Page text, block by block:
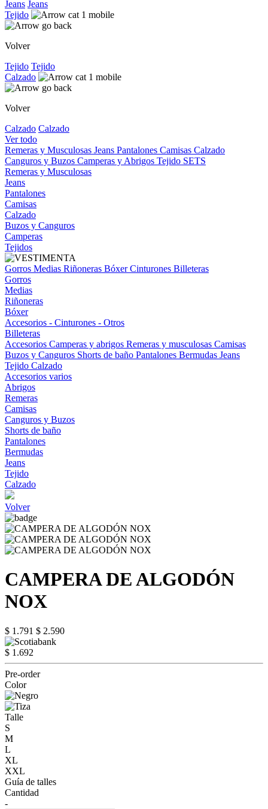
Jeans Jeans
Tejido
Volver
Tejido Tejido
Calzado
Volver
Calzado Calzado
Ver todo
Remeras y Musculosas Jeans Pantalones Camisas Calzado
Canguros y Buzos Camperas y Abrigos Tejido SETS
Remeras y Musculosas
Jeans
Pantalones
Camisas
Calzado
Buzos y Canguros
Camperas
Tejidos
Gorros Medias Riñoneras BóxerCinturones Billeteras
Gorros
Medias
Riñoneras
Bóxer
Accesorios - Cinturones - Otros
Billeteras
Accesorios Camperas y abrigos Remeras y musculosas Camisas
Buzos y Canguros Shorts de baño Pantalones Bermudas Jeans
Tejido Calzado
Accesorios varios
Abrigos
Remeras
Camisas
Canguros y Buzos
Shorts de baño
Pantalones
Bermudas
Jeans
Tejido
Calzado
Volver
CAMPERA DE ALGODÓN
NOX
$ 1.791 $ 2.590
$ 1.692
Pre-order
Color
Talle
S
M
L
XL
XXL
Guía de talles
Cantidad
-